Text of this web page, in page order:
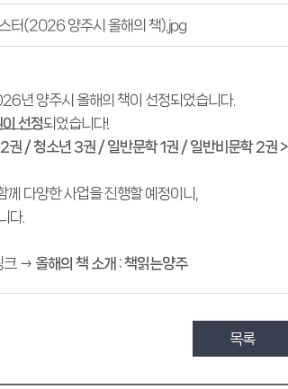
터(2026 양주시 올해의 책).jpg
년 양주시 올해의 책이 선정되었습니다.
이 선정되었습니다!
권 / 청소년 3권 / 일반문학 1권 / 일반비문학 2권 >
다양한 사업을 진행할 예정이니,
다.
크 → 올해의 책 소개 : 책읽는양주
목록